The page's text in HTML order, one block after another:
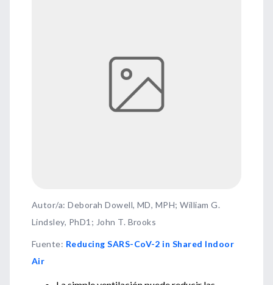
Autor/a: Deborah Dowell, MD, MPH; William G.
Lindsley, PhD1; John T. Brooks
Fuente: Reducing SARS-CoV-2 in Shared Indoor
Air